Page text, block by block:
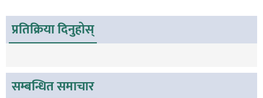
प्रतिक्रिया दिनुहोस्
सम्बन्धित समाचार